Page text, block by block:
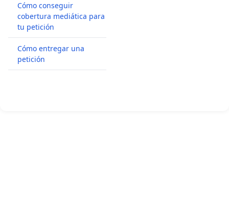
Cómo conseguir
cobertura mediática para
tu petición
Cómo entregar una
petición